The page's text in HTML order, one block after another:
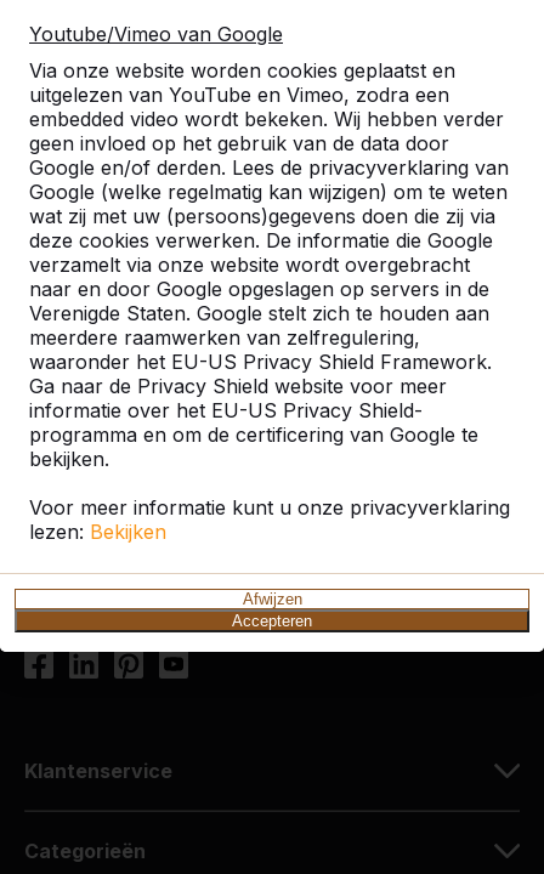
Youtube/Vimeo van Google
Via onze website worden cookies geplaatst en
uitgelezen van YouTube en Vimeo, zodra een
embedded video wordt bekeken. Wij hebben verder
geen invloed op het gebruik van de data door
Google en/of derden. Lees de privacyverklaring van
Google (welke regelmatig kan wijzigen) om te weten
wat zij met uw (persoons)gegevens doen die zij via
deze cookies verwerken. De informatie die Google
verzamelt via onze website wordt overgebracht
naar en door Google opgeslagen op servers in de
Verenigde Staten. Google stelt zich te houden aan
meerdere raamwerken van zelfregulering,
waaronder het EU-US Privacy Shield Framework.
Ga naar de Privacy Shield website voor meer
informatie over het EU-US Privacy Shield-
programma en om de certificering van Google te
bekijken.
Voor meer informatie kunt u onze privacyverklaring
lezen: Bekijken
Afwijzen
Accepteren
Zie ook
Menaldum Peins Ried Tzum Zwijns
Contact
HeBlad Nederland
Diamantweg 22
Nederland
+31 (0)497 - 36.08.08
info@HeBlad.com
Klantenservice
Categorieën